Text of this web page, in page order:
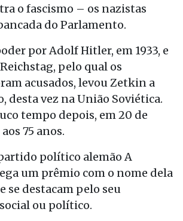
o fascismo – os nazistas
do Parlamento.
por Adolf Hitler, em 1933, e
pelo qual os
acusados, levou Zetkin a
desta vez na União Soviética.
tempo depois, em 20 de
75 anos.
político alemão A
um prêmio com o nome dela
se destacam pelo seu
ou político.